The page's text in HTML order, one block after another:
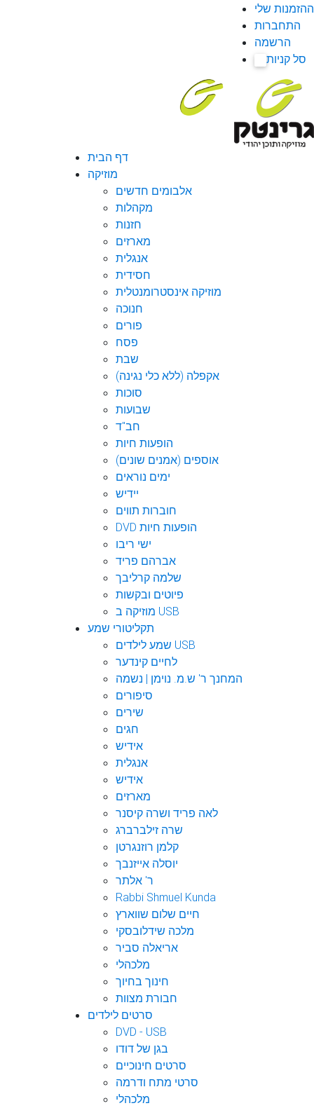
ההזמנות שלי
התחברות
הרשמה
סל קניות
דף הבית
מוזיקה
אלבומים חדשים
מקהלות
חזנות
מארזים
אנגלית
חסידית
מוזיקה אינסטרומנטלית
חנוכה
פורים
פסח
שבת
אקפלה (ללא כלי נגינה)
סוכות
שבועות
חב"ד
הופעות חיות
אוספים (אמנים שונים)
ימים נוראים
יידיש
חוברות תווים
DVD הופעות חיות
ישי ריבו
אברהם פריד
שלמה קרליבך
פיוטים ובקשות
מוזיקה ב USB
תקליטורי שמע
שמע לילדים USB
לחיים קינדער
המחנך ר' ש.מ. נוימן | נשמה
סיפורים
שירים
חגים
אידיש
אנגלית
אידיש
מארזים
לאה פריד ושרה קיסנר
שרה זילברברג
קלמן רוזנגרטן
יוסלה אייזנבך
ר' אלתר
Rabbi Shmuel Kunda
חיים שלום שווארץ
מלכה שידלובסקי
אריאלה סביר
מלכהלי
חינוך בחיוך
חבורת מצוות
סרטים לילדים
DVD - USB
בגן של דודו
סרטים חינוכיים
סרטי מתח ודרמה
מלכהלי